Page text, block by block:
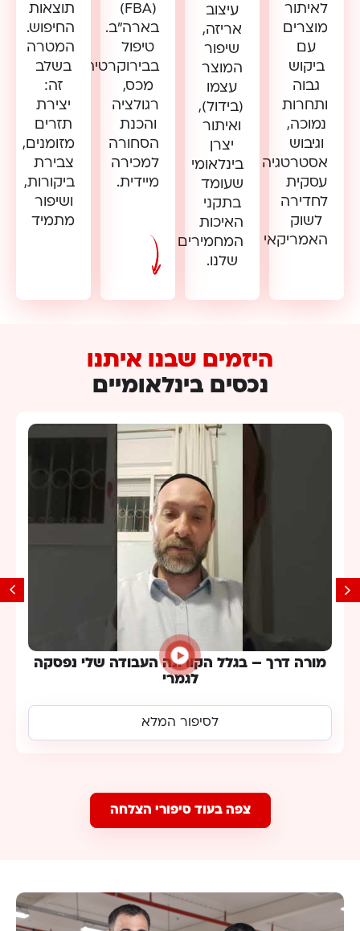
לאיתור
מוצרים
עם
ביקוש
גבוה
ותחרות
נמוכה,
וגיבוש
אסטרטגיה
עסקית
לחדירה
לשוק
האמריקאי
עיצוב
אריזה,
שיפור
המוצר
עצמו
(בידול),
ואיתור
יצרן
בינלאומי
שעומד
בתקני
האיכות
המחמירים
שלנו.
(FBA)
בארה”ב.
טיפול
בבירוקרטיה,
מכס,
רגולציה
והכנת
הסחורה
למכירה
מיידית.
תוצאות
החיפוש.
המטרה
בשלב
זה:
יצירת
תזרים
מזומנים,
צבירת
ביקורות,
ושיפור
מתמיד
היזמים שבנו איתנו
נכסים בינלאומיים
מתעסקת בסחר בינלאומי כבר כמה שנים והיום
כל כולי באמזון
לסיפור המלא
צפה בעוד סיפורי הצלחה